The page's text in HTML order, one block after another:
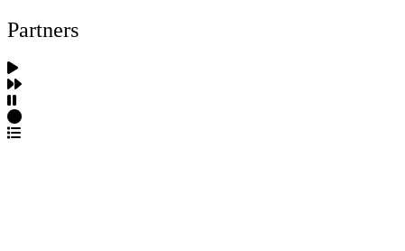
Partners